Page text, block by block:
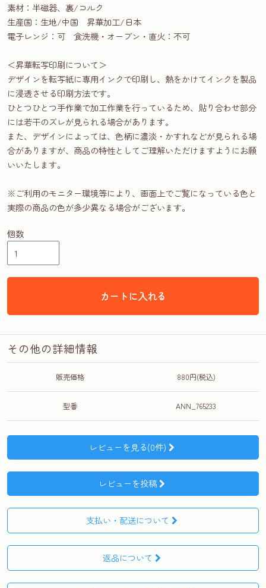
素材：半磁器、裏/コルク
生産国：生地/中国 昇華加工/日本
電子レンジ：可 食洗機・オーブン・直火：不可
＜昇華転写印刷について＞
デザインを転写紙に専用インクで印刷し、熱をかけてインクを製品
に浸透させる印刷方法です。
ひとつひとつ手作業で加工作業を行っているため、貼り合わせ部分
には若干のズレが見られる場合があります。
また、デザインによっては、色柄に濃淡・かすれなどが見られる場
合がありますが、商品の特性としてご理解いただけますようにお願
いいたします。
※ご利用のモニター環境等により、画面上でご覧になっている色と
実際の商品の色が多少異なる場合がございます。
個数
カートに入れる
その他の詳細情報
販売価格 880円(税込)
型番 ANN_765233
レビューを見る(0件)
レビューを投稿
支払い・配送について
返品について